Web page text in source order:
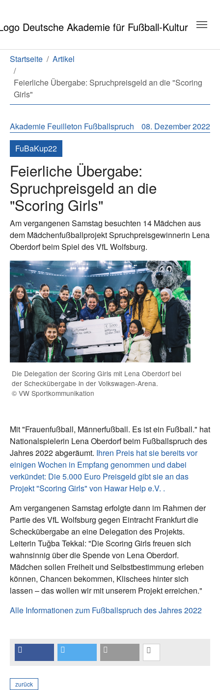
Sie sind hier:
Startseite Artikel
Feierliche Übergabe: Spruchpreisgeld an die "Scoring
Girls"
08. Dezember 2022
Akademie Feuilleton Fußballspruch
FuBaKup22
Feierliche Übergabe:
Spruchpreisgeld an die
"Scoring Girls"
Am vergangenen Samstag besuchten 14 Mädchen aus
dem Mädchenfußballprojekt Spruchpreisgewinnerin Lena
Oberdorf beim Spiel des VfL Wolfsburg.
Die Delegation der Scoring Girls mit Lena Oberdorf bei
der Scheckübergabe in der Volkswagen-Arena.
© VW Sportkommunikation
Mit "Frauenfußball, Männerfußball. Es ist ein Fußball." hat
Nationalspielerin Lena Oberdorf beim Fußballspruch des
Jahres 2022 abgeräumt. Ihren Preis hat sie bereits vor
einigen Wochen in Empfang genommen und dabei
verkündet: Die 5.000 Euro Preisgeld gibt sie an das
Projekt "Scoring Girls" von Hawar Help e.V. .
Am vergangenen Samstag erfolgte dann im Rahmen der
Partie des VfL Wolfsburg gegen Eintracht Frankfurt die
Scheckübergabe an eine Delegation des Projekts.
Leiterin Tuğba Tekkal: "Die Scoring Girls freuen sich
wahnsinnig über die Spende von Lena Oberdorf.
Mädchen sollen Freiheit und Selbstbestimmung erleben
können, Chancen bekommen, Klischees hinter sich
lassen – das wollen wir mit unserem Projekt erreichen."
Alle Informationen zum Fußballspruch des Jahres 2022
zurück